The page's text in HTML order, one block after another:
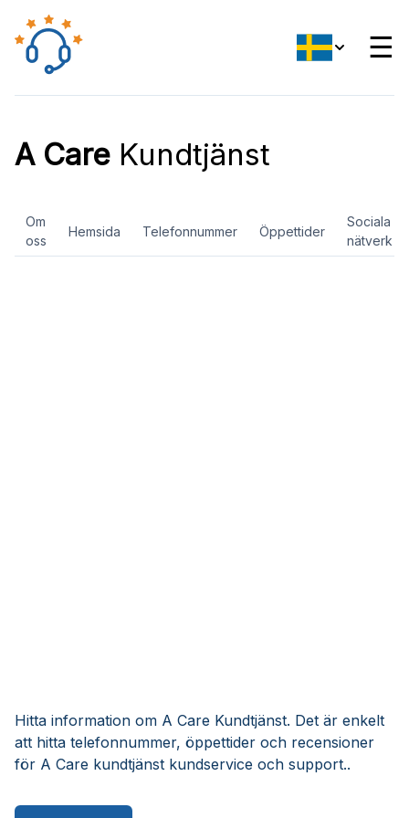
☰
A Care Kundtjänst
Om
oss
Hemsida Telefonnummer Öppettider
Sociala
nätverk
Hitta information om A Care Kundtjänst. Det är enkelt
att hitta telefonnummer, öppettider och recensioner
för A Care kundtjänst kundservice och support..